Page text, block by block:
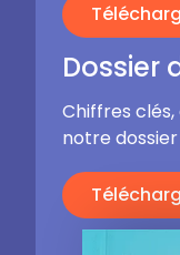
Dossier
Chiffres
notre